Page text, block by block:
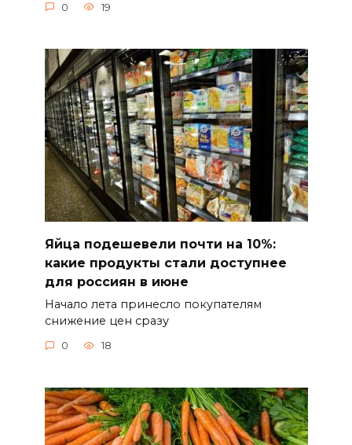
0 19
Яйца подешевели почти на 10%:
какие продукты стали доступнее
для россиян в июне
Начало лета принесло покупателям
снижение цен сразу
0 18